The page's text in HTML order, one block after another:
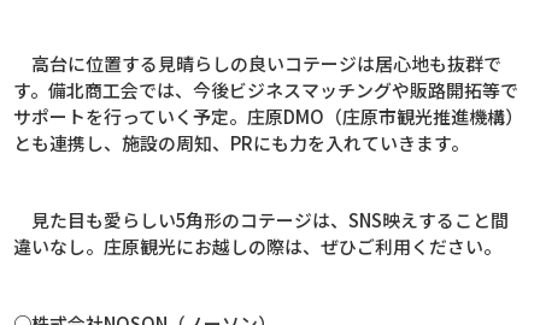
高台に位置する見晴らしの良いコテージは居心地も抜群で
す。備北商工会では、今後ビジネスマッチングや販路開拓等で
サポートを行っていく予定。庄原DMO （庄原市観光推進機構）
とも連携し、施設の周知、 PRにも力を入れていきます。
見た目も愛らしい5角形のコテージは、SNS映えすること間
違いなし。庄原観光にお越しの際は、ぜひご利用ください。